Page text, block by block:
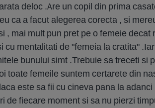
deloc .Are un copil din prima
ca a facut alegerea corecta , si
, mai mult pun pret pe o femeie
cu mentalitati de "femeia la cratita"
bunului simt .Trebuie sa treceti si
toate femeile suntem certarete din
este sa fii cu cineva pana la
de fiecare moment si sa nu pierzi